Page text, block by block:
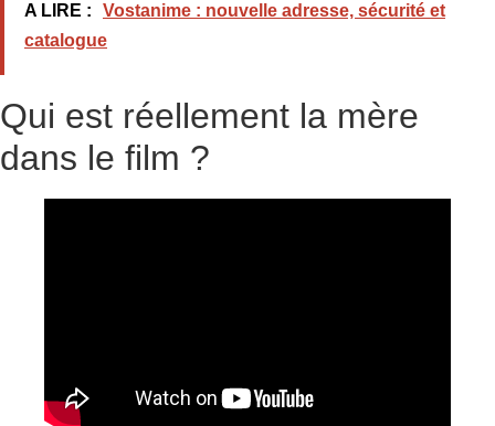
A LIRE :
Vostanime : nouvelle adresse, sécurité et
catalogue
Qui est réellement la mère
dans le film ?